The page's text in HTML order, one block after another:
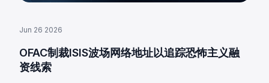
Jun 26 2026
OFAC制裁ISIS波场网络地址以追踪恐怖主义融
资线索